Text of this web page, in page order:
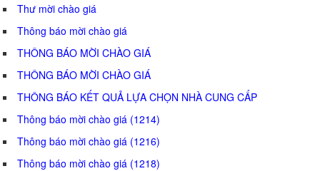
Thư mời chào giá
Thông báo mời chào giá
THÔNG BÁO MỜI CHÀO GIÁ
THÔNG BÁO MỜI CHÀO GIÁ
THÔNG BÁO KẾT QUẢ LỰA CHỌN NHÀ CUNG CẤP
Thông báo mời chào giá (1214)
Thông báo mời chào giá (1216)
Thông báo mời chào giá (1218)